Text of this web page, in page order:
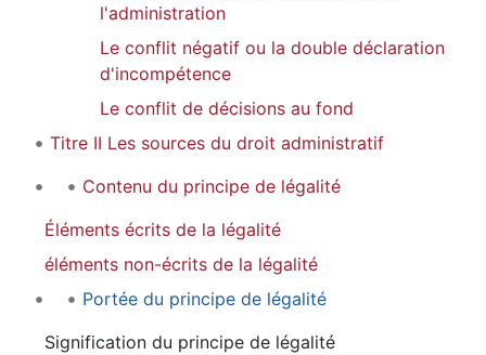
l'administration
Le conflit négatif ou la double déclaration
d'incompétence
Le conflit de décisions au fond
Titre II Les sources du droit administratif
Contenu du principe de légalité
Éléments écrits de la légalité
éléments non-écrits de la légalité
Portée du principe de légalité
Signification du principe de légalité